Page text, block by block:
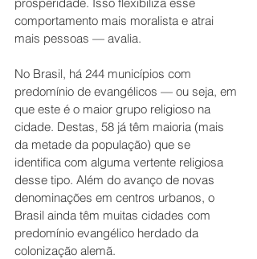
comportamento mais moralista e atrai
mais pessoas — avalia.
No Brasil, há 244 municípios com
predomínio de evangélicos — ou seja, em
que este é o maior grupo religioso na
cidade. Destas, 58 já têm maioria (mais
da metade da população) que se
identifica com alguma vertente religiosa
desse tipo. Além do avanço de novas
denominações em centros urbanos, o
Brasil ainda têm muitas cidades com
predomínio evangélico herdado da
colonização alemã.